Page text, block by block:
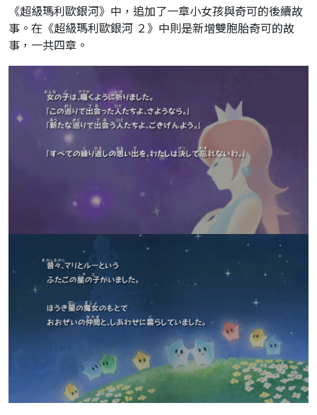
《超級瑪利歐銀河》中，追加了一章小女孩與奇可的後續故
事。在《超級瑪利歐銀河 ２》中則是新增雙胞胎奇可的故
事，一共四章。